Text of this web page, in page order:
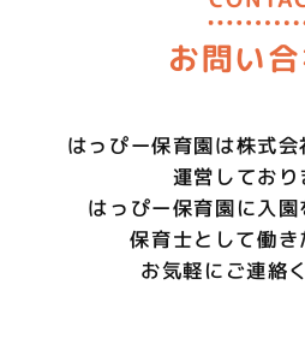
お問い
はっぴー保育園は株式
運営しており
はっぴー保育園に入園
保育士として働き
お気軽にご連絡